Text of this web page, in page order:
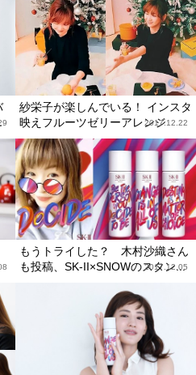
紗栄子が楽しんでいる！ インスタ
映えフルーツゼリーアレンジ2017.12.22
もうトライした？ 木村沙織さん
も投稿、SK-II×SNOWのスタン...
2017.12.05